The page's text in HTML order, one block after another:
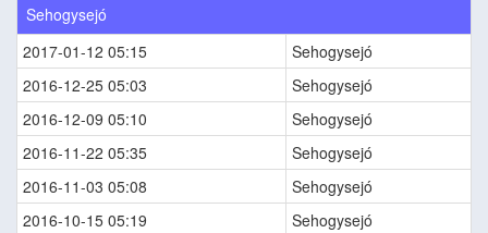
Sehogysejó
2017-01-12 05:15
Sehogysejó
2016-12-25 05:03
Sehogysejó
2016-12-09 05:10
Sehogysejó
2016-11-22 05:35
Sehogysejó
2016-11-03 05:08
Sehogysejó
2016-10-15 05:19
Sehogysejó